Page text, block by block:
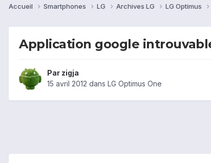
Accueil Smartphones LG Archives LG LG Optimus
Application google
Par zigja
15 avril 2012 dans LG Optimus One